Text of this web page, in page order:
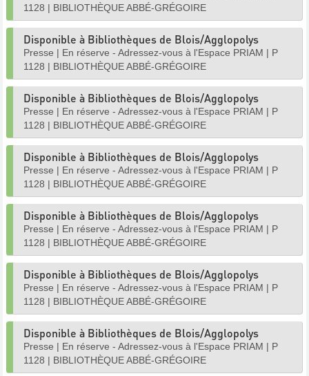
1128 | BIBLIOTHÈQUE ABBÉ-GRÉGOIRE
Disponible à Bibliothèques de Blois/Agglopolys
Presse | En réserve - Adressez-vous à l'Espace PRIAM | P
1128 | BIBLIOTHÈQUE ABBÉ-GRÉGOIRE
Disponible à Bibliothèques de Blois/Agglopolys
Presse | En réserve - Adressez-vous à l'Espace PRIAM | P
1128 | BIBLIOTHÈQUE ABBÉ-GRÉGOIRE
Disponible à Bibliothèques de Blois/Agglopolys
Presse | En réserve - Adressez-vous à l'Espace PRIAM | P
1128 | BIBLIOTHÈQUE ABBÉ-GRÉGOIRE
Disponible à Bibliothèques de Blois/Agglopolys
Presse | En réserve - Adressez-vous à l'Espace PRIAM | P
1128 | BIBLIOTHÈQUE ABBÉ-GRÉGOIRE
Disponible à Bibliothèques de Blois/Agglopolys
Presse | En réserve - Adressez-vous à l'Espace PRIAM | P
1128 | BIBLIOTHÈQUE ABBÉ-GRÉGOIRE
Disponible à Bibliothèques de Blois/Agglopolys
Presse | En réserve - Adressez-vous à l'Espace PRIAM | P
1128 | BIBLIOTHÈQUE ABBÉ-GRÉGOIRE